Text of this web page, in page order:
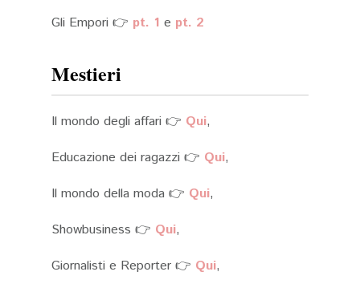
Gli Empori 👉 pt. 1 e pt. 2
Mestieri
Il mondo degli affari 👉 Qui,
Educazione dei ragazzi 👉 Qui,
Il mondo della moda 👉 Qui,
Showbusiness 👉 Qui,
Giornalisti e Reporter 👉 Qui,